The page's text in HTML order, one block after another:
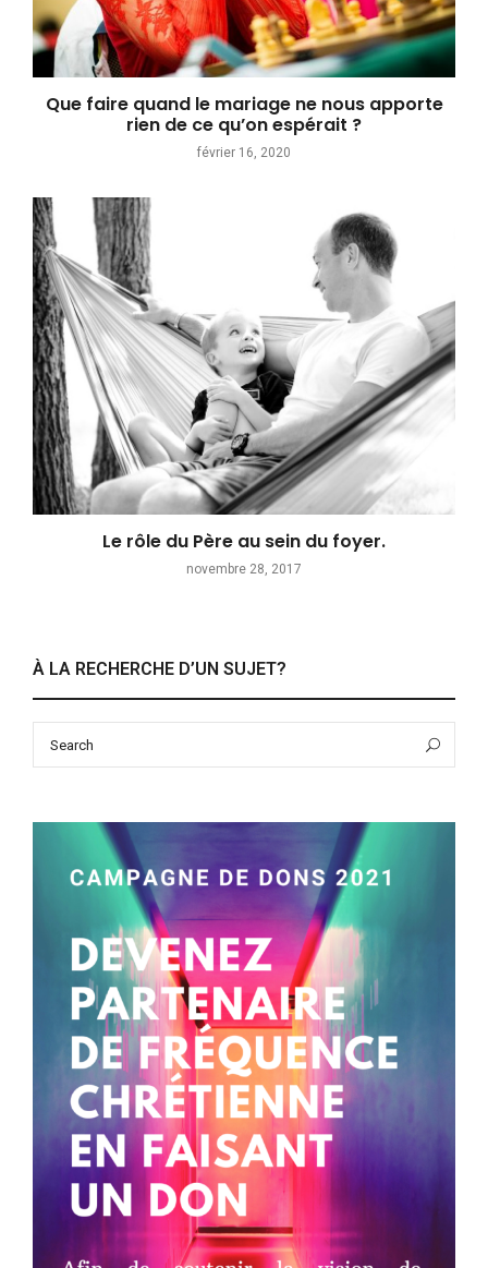
Que faire quand le mariage ne nous apporte
rien de ce qu’on espérait ?
février 16, 2020
Le rôle du Père au sein du foyer.
novembre 28, 2017
À LA RECHERCHE D’UN SUJET?